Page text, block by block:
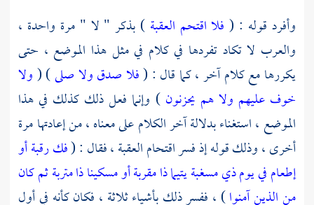
وأفرد قوله : ( فلا اقتحم العقبة ) بذكر " لا " مرة واحدة ،
والعرب لا تكاد تفردها في كلام في مثل هذا الموضع ، حتى
يكررها مع كلام آخر ، كما قال : (فلا صدق ولا صلى) (ولا
خوف عليهم ولا هم يحزنون) وإنما فعل ذلك كذلك في هذا
الموضع ، استغناء بدلالة آخر الكلام على معناه ، من إعادتها مرة
أخرى ، وذلك قوله إذ فسر اقتحام العقبة ، فقال : (فك رقبة أو
إطعام في يوم ذي مسغبة يتيما ذا مقربة أو مسكينا ذا متربة ثم كان
من الذين آمنوا) ، ففسر ذلك بأشياء ثلاثة ، فكان كأنه في أول